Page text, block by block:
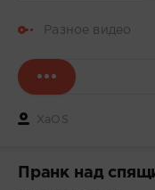
Разное видео
XaOS
Пранк над